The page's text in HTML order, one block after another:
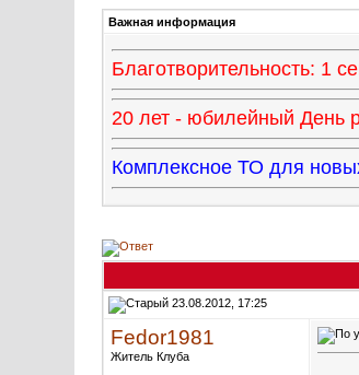
Важная информация
Благотворительность: 1
20 лет - юбилейный День
Комплексное ТО для
23.08.2012, 17:25
Fedor1981
Житель Клуба